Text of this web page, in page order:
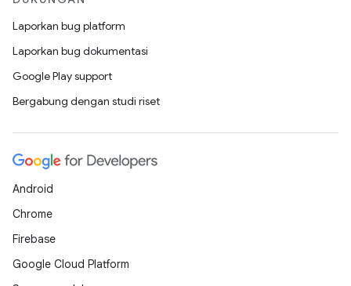
Laporkan bug platform
Laporkan bug dokumentasi
Google Play support
Bergabung dengan studi riset
Android
Chrome
Firebase
Google Cloud Platform